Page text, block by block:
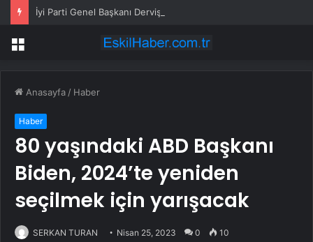
Menü
Anasayfa / Haber
Haber
80 yaşındaki ABD Başkanı
Biden, 2024’te yeniden
seçilmek için yarışacak
SERKAN TURAN Nisan 25, 2023 0 10